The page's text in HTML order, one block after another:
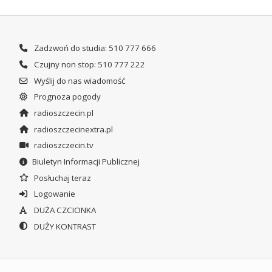
Zadzwoń do studia: 510 777 666
Czujny non stop: 510 777 222
Wyślij do nas wiadomość
Prognoza pogody
radioszczecin.pl
radioszczecinextra.pl
radioszczecin.tv
Biuletyn Informacji Publicznej
Posłuchaj teraz
Logowanie
DUŻA CZCIONKA
DUŻY KONTRAST